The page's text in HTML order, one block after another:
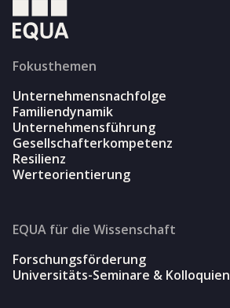
Fokusthemen
Unternehmensnachfolge
Familiendynamik
Unternehmensführung
Gesellschafterkompetenz
Resilienz
Werteorientierung
EQUA für die Wissenschaft
Forschungsförderung
Universitäts-Seminare & Kolloquien